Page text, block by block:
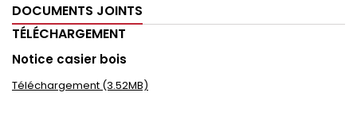
DOCUMENTS JOINTS
TÉLÉCHARGEMENT
Notice casier bois
Téléchargement (3.52MB)